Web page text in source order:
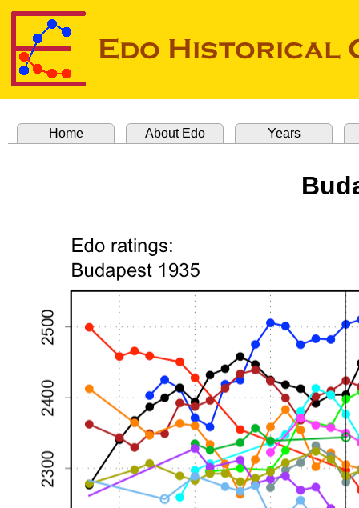
Home About Edo Years